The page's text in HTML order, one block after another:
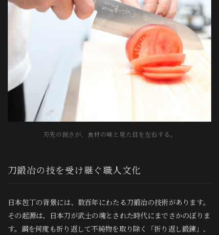
刃先の鋭さが、食材の味と見た目を左右する。
刀鍛冶の技を受け継ぐ職人文化
日本包丁の背景には、数百年にわたる刀鍛冶の技術があります。
その起源は、日本刀が武士の魂とされた時代にまでさかのぼりま
す。鋼を何度も折り返して不純物を取り除く「折り返し鍛錬」、